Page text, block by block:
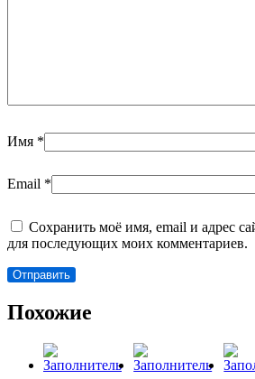
Имя *
Email *
Сохранить моё имя, email и адрес
для последующих моих комментариев.
Похожие